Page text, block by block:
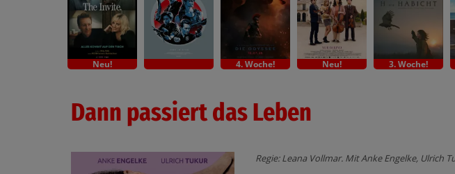
Neu! 4. Woche! Neu! 3. Woche!
Dann passiert das Leben
Regie: Leana Vollmar. Mit Anke Engelke, Ulrich